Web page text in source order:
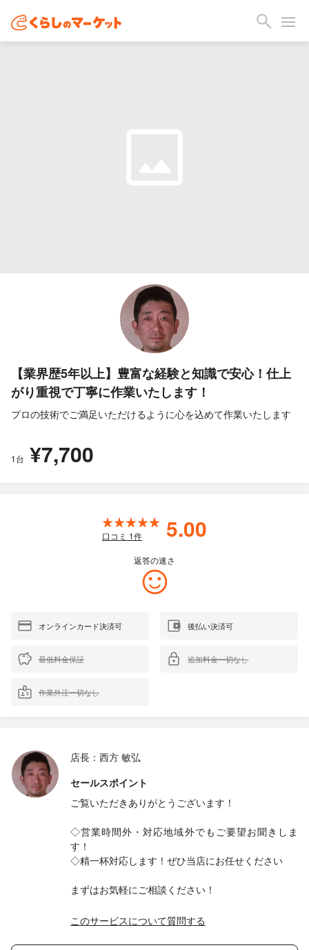
【業界歴5年以上】豊富な経験と知識で安心！仕上
がり重視で丁寧に作業いたします！
プロの技術でご満足いただけるように心を込めて作業いたします
1台 ¥7,700
口コミ 1件 5.00
返答の速さ
オンラインカード決済可 後払い決済可
最低料金保証 追加料金一切なし
作業外注一切なし
店長：西方 敏弘
セールスポイント
ご覧いただきありがとうございます！
◇営業時間外・対応地域外でもご要望お聞きしま
す！
◇精一杯対応します！ぜひ当店にお任せください
まずはお気軽にご相談ください！
このサービスについて質問する